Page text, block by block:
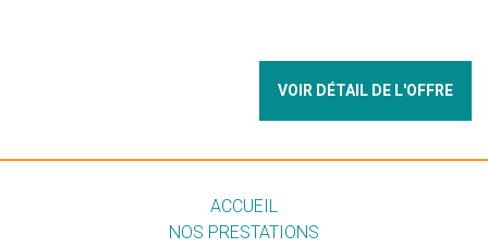
VOIR DÉTAIL DE L'OFFRE
ACCUEIL
NOS PRESTATIONS